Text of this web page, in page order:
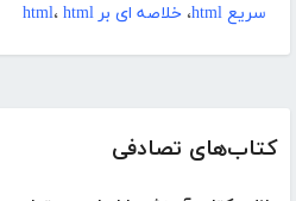
کتاب‌های تصادفی
سریع html
، خلاصه ای بر html ، html